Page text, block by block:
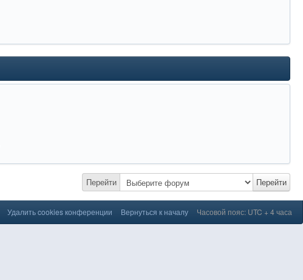
Перейти Перейти
Удалить cookies конференции Вернуться к началу Часовой пояс: UTC + 4 часа